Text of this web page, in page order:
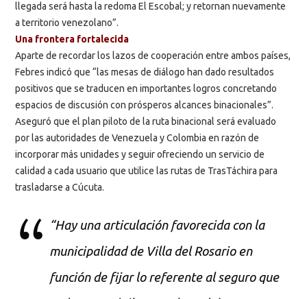
llegada será hasta la redoma El Escobal; y retornan nuevamente
a territorio venezolano”.
Una frontera fortalecida
Aparte de recordar los lazos de cooperación entre ambos países,
Febres indicó que “las mesas de diálogo han dado resultados
positivos que se traducen en importantes logros concretando
espacios de discusión con prósperos alcances binacionales”.
Aseguró que el plan piloto de la ruta binacional será evaluado
por las autoridades de Venezuela y Colombia en razón de
incorporar más unidades y seguir ofreciendo un servicio de
calidad a cada usuario que utilice las rutas de TrasTáchira para
trasladarse a Cúcuta.
“Hay una articulación favorecida con la
municipalidad de Villa del Rosario en
función de fijar lo referente al seguro que